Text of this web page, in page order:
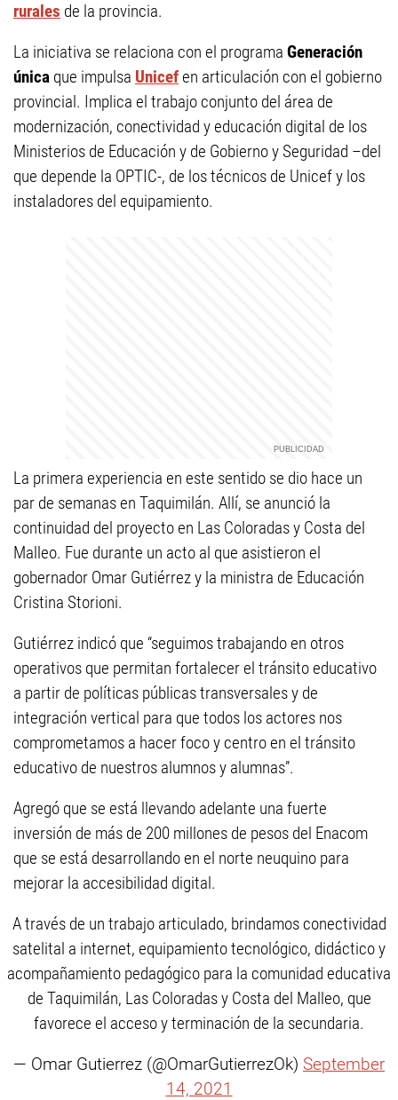
rurales de la provincia.
La iniciativa se relaciona con el programa Generación
única que impulsa Unicefen articulación con el gobierno
provincial. Implica el trabajo conjunto del área de
modernización, conectividad y educación digital de los
Ministerios de Educación y de Gobierno y Seguridad –del
que depende la OPTIC-, de los técnicos de Unicef y los
instaladores del equipamiento.
La primera experiencia en este sentido se dio hace un
par de semanas en Taquimilán. Allí, se anunció la
continuidad del proyecto en Las Coloradas y Costa del
Malleo. Fue durante un acto al que asistieron el
gobernador Omar Gutiérrez y la ministra de Educación
Cristina Storioni.
Gutiérrez indicó que “seguimos trabajando en otros
operativos que permitan fortalecer el tránsito educativo
a partir de políticas públicas transversales y de
integración vertical para que todos los actores nos
comprometamos a hacer foco y centro en el tránsito
educativo de nuestros alumnos y alumnas”.
Agregó que se está llevando adelante una fuerte
inversión de más de 200 millones de pesos del Enacom
que se está desarrollando en el norte neuquino para
mejorar la accesibilidad digital.
A través de un trabajo articulado, brindamos conectividad
satelital a internet, equipamiento tecnológico, didáctico y
acompañamiento pedagógico para la comunidad educativa
de Taquimilán, Las Coloradas y Costa del Malleo, que
favorece el acceso y terminación de la secundaria.
— Omar Gutierrez (@OmarGutierrezOk) September
14, 2021